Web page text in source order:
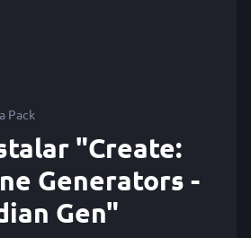
Pack
"Create:
Generators -
Gen"